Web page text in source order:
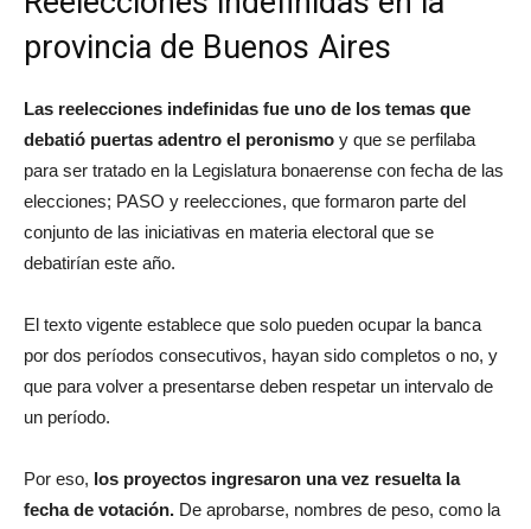
provincia de Buenos Aires
Las reelecciones indefinidas fue uno de los temas que
debatió puertas adentro el peronismo y que se perfilaba
para ser tratado en la Legislatura bonaerense con fecha de las
elecciones; PASO y reelecciones, que formaron parte del
conjunto de las iniciativas en materia electoral que se
debatirían este año.
El texto vigente establece que solo pueden ocupar la banca
por dos períodos consecutivos, hayan sido completos o no, y
que para volver a presentarse deben respetar un intervalo de
un período.
Por eso, los proyectos ingresaron una vez resuelta la
fecha de votación. De aprobarse, nombres de peso, como la